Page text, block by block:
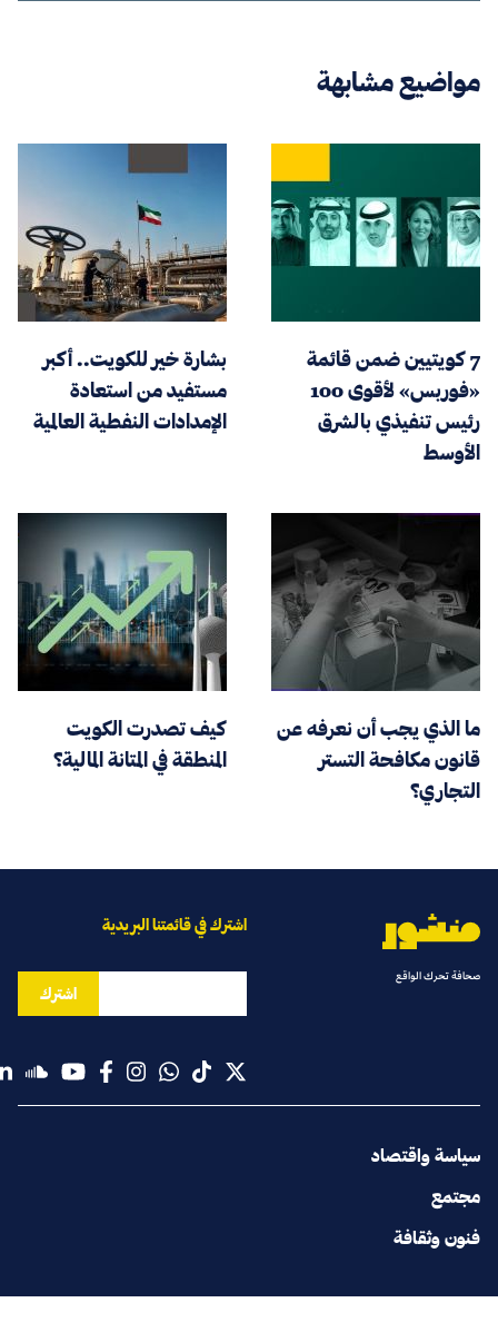
مواضيع مشابهة
7 كويتيين ضمن قائمة
«فوربس» لأقوى 100
رئيس تنفيذي بالشرق
الأوسط
بشارة خير للكويت.. أكبر
مستفيد من استعادة
الإمدادات النفطية العالمية
ما الذي يجب أن نعرفه عن
قانون مكافحة التستر
التجاري؟
كيف تصدرت الكويت
المنطقة في المتانة المالية؟
صحافة تحرك الواقع
سياسة واقتصاد
مجتمع
فنون وثقافة
اشترك في قائمتنا البريدية
اشترك